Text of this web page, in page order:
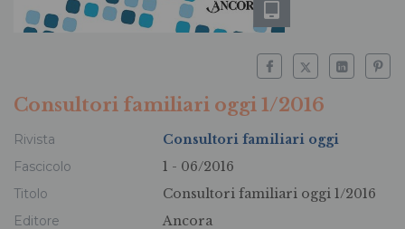
Consultori familiari oggi 1/2016
Rivista
Consultori familiari oggi
Fascicolo
1 - 06/2016
Titolo
Consultori familiari oggi 1/2016
Editore
Ancora